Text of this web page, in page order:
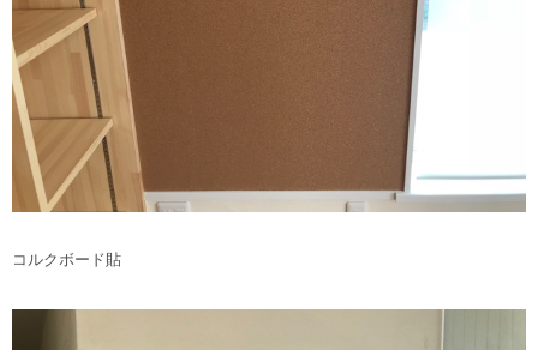
コルクボード貼